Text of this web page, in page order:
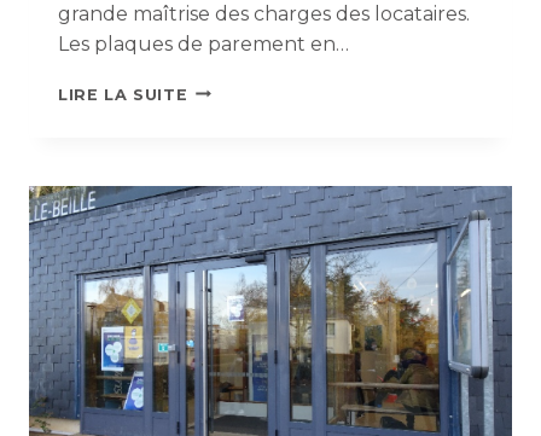
grande maîtrise des charges des locataires.
Les plaques de parement en…
LIRE LA SUITE LE
À
LA
MODE